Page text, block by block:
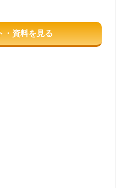
・資料を見る